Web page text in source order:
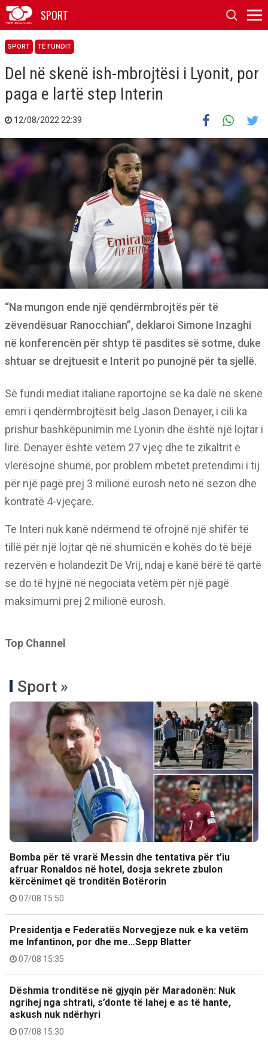
SPORT
SPORT TË FUNDIT
Del në skenë ish-mbrojtësi i Lyonit, por
paga e lartë step Interin
12/08/2022 22:39
“Na mungon ende një qendërmbrojtës për të
zëvendësuar Ranocchian”, deklaroi Simone Inzaghi
në konferencën për shtyp të pasdites së sotme, duke
shtuar se drejtuesit e Interit po punojnë për ta sjellë.
Së fundi mediat italiane raportojnë se ka dalë në skenë
emri i qendërmbrojtësit belg Jason Denayer, i cili ka
prishur bashkëpunimin me Lyonin dhe është një lojtar i
lirë. Denayer është vetëm 27 vjeç dhe te zikaltrit e
vlerësojnë shumë, por problem mbetet pretendimi i tij
për një pagë prej 3 milionë eurosh neto në sezon dhe
kontratë 4-vjeçare.
Te Interi nuk kanë ndërmend të ofrojnë një shifër të
tillë për një lojtar që në shumicën e kohës do të bëjë
rezervën e holandezit De Vrij, ndaj e kanë bërë të qartë
se do të hyjnë në negociata vetëm për një pagë
maksimumi prej 2 milionë eurosh.
Top Channel
Sport »
Bomba për të vrarë Messin dhe tentativa për t’iu
afruar Ronaldos në hotel, dosja sekrete zbulon
kërcënimet që tronditën Botërorin
07/08 15:50
Presidentja e Federatës Norvegjeze nuk e ka vetëm
me Infantinon, por dhe me…Sepp Blatter
07/08 15:35
Dëshmia tronditëse në gjyqin për Maradonën: Nuk
ngrihej nga shtrati, s’donte të lahej e as të hante,
askush nuk ndërhyri
07/08 15:30